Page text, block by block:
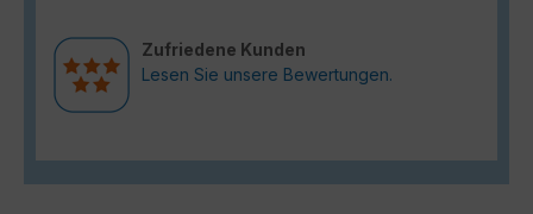
Zufriedene Kunden
Lesen Sie unsere Bewertungen.